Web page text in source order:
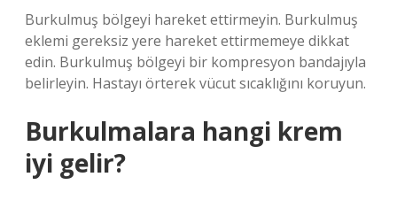
Burkulmuş bölgeyi hareket ettirmeyin. Burkulmuş
eklemi gereksiz yere hareket ettirmemeye dikkat
edin. Burkulmuş bölgeyi bir kompresyon bandajıyla
belirleyin. Hastayı örterek vücut sıcaklığını koruyun.
Burkulmalara hangi krem
iyi gelir?